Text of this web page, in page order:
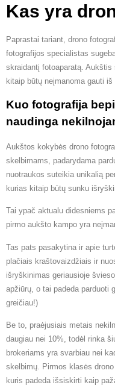
Kas yra
Paprastai tariant, drono
fotografijos specialistas
skraidantį fotoaparatą.
kitaip būtų neįmanoma gauti iš
Kuo fotografija
naudinga
Aukštos kokybės drono
skelbimams, padarydama
nuotraukos suteikia unikalią
kurias kitaip būtų sunku
Tai ypač aktualu didesniems
pirmo aukšto kampo yra
Tas pats pasakytina ir apie
plačiais kraštovaizdžiais ir
išryškinimas geriausioje
apžiūrų, o tai padeda parduoti
greičiau!)
Be to, praėjusiais metais
daugiau nei 10%, todėl rinka
brokeriams yra svarbiau nei
skelbimų. Pirmos klasės
kuris padeda išsiskirti kaip